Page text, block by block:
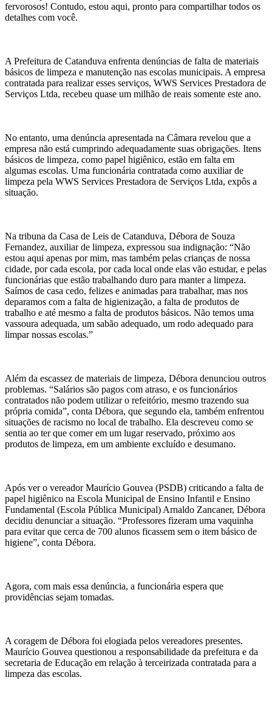
fervorosos! Contudo, estou aqui, pronto para compartilhar todos os
detalhes com você.
A Prefeitura de Catanduva enfrenta denúncias de falta de materiais
básicos de limpeza e manutenção nas escolas municipais. A empresa
contratada para realizar esses serviços, WWS Services Prestadora de
Serviços Ltda, recebeu quase um milhão de reais somente este ano.
No entanto, uma denúncia apresentada na Câmara revelou que a
empresa não está cumprindo adequadamente suas obrigações. Itens
básicos de limpeza, como papel higiênico, estão em falta em
algumas escolas. Uma funcionária contratada como auxiliar de
limpeza pela WWS Services Prestadora de Serviços Ltda, expôs a
situação.
Na tribuna da Casa de Leis de Catanduva, Débora de Souza
Fernandez, auxiliar de limpeza, expressou sua indignação: “Não
estou aqui apenas por mim, mas também pelas crianças de nossa
cidade, por cada escola, por cada local onde elas vão estudar, e pelas
funcionárias que estão trabalhando duro para manter a limpeza.
Saímos de casa cedo, felizes e animadas para trabalhar, mas nos
deparamos com a falta de higienização, a falta de produtos de
trabalho e até mesmo a falta de produtos básicos. Não temos uma
vassoura adequada, um sabão adequado, um rodo adequado para
limpar nossas escolas.”
Além da escassez de materiais de limpeza, Débora denunciou outros
problemas. “Salários são pagos com atraso, e os funcionários
contratados não podem utilizar o refeitório, mesmo trazendo sua
própria comida”, conta Débora, que segundo ela, também enfrentou
situações de racismo no local de trabalho. Ela descreveu como se
sentia ao ter que comer em um lugar reservado, próximo aos
produtos de limpeza, em um ambiente excluído e desumano.
Após ver o vereador Maurício Gouvea (PSDB) criticando a falta de
papel higiênico na Escola Municipal de Ensino Infantil e Ensino
Fundamental (Escola Pública Municipal) Arnaldo Zancaner, Débora
decidiu denunciar a situação. “Professores fizeram uma vaquinha
para evitar que cerca de 700 alunos ficassem sem o item básico de
higiene”, conta Débora.
Agora, com mais essa denúncia, a funcionária espera que
providências sejam tomadas.
A coragem de Débora foi elogiada pelos vereadores presentes.
Maurício Gouvea questionou a responsabilidade da prefeitura e da
secretaria de Educação em relação à terceirizada contratada para a
limpeza das escolas.